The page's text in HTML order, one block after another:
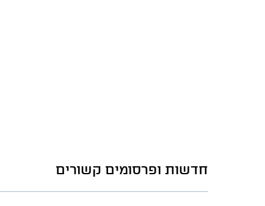
חדשות ופרסומים קשורים